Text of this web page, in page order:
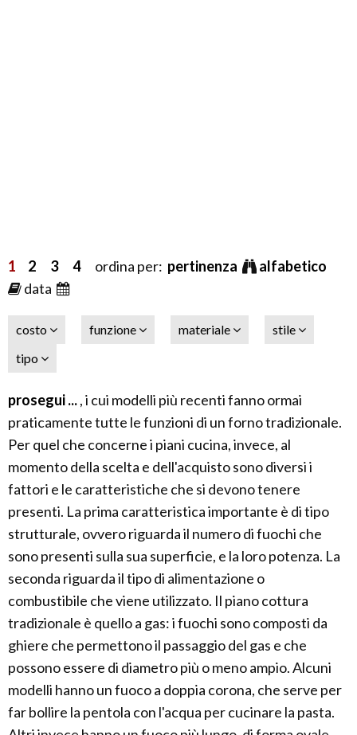
1 2 3 4ordina per: pertinenza
alfabetico
data
costo funzione materiale
stile
tipo
prosegui ..., i cui modelli più recenti fanno ormai
praticamente tutte le funzioni di un forno tradizionale.
Per quel che concerne i piani cucina, invece, al
momento della scelta e dell'acquisto sono diversi i
fattori e le caratteristiche che si devono tenere
presenti. La prima caratteristica importante è di tipo
strutturale, ovvero riguarda il numero di fuochi che
sono presenti sulla sua superficie, e la loro potenza. La
seconda riguarda il tipo di alimentazione o
combustibile che viene utilizzato. Il piano cottura
tradizionale è quello a gas: i fuochi sono composti da
ghiere che permettono il passaggio del gas e che
possono essere di diametro più o meno ampio. Alcuni
modelli hanno un fuoco a doppia corona, che serve per
far bollire la pentola con l'acqua per cucinare la pasta.